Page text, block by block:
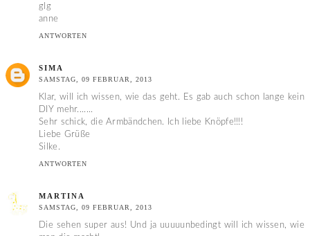
glg
anne
ANTWORTEN
SIMA
SAMSTAG, 09 FEBRUAR, 2013
Klar, will ich wissen, wie das geht. Es gab auch schon lange kein
DIY mehr.......
Sehr schick, die Armbändchen. Ich liebe Knöpfe!!!!
Liebe Grüße
Silke.
ANTWORTEN
MARTINA
SAMSTAG, 09 FEBRUAR, 2013
Die sehen super aus! Und ja uuuuunbedingt will ich wissen, wie